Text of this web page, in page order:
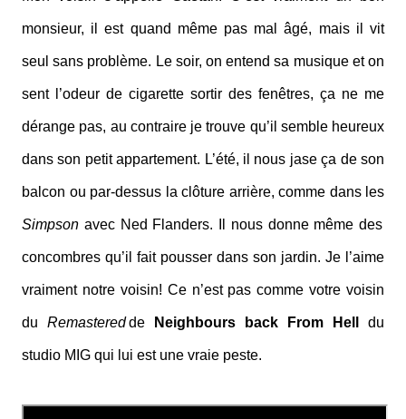
monsieur, il est quand même pas mal âgé, mais il vit
seul sans problème. Le soir, on entend sa musique et on
sent l’odeur de cigarette sortir des fenêtres, ça ne me
dérange pas, au contraire je trouve qu’il semble heureux
dans son petit appartement. L’été, il nous jase ça de son
balcon ou par-dessus la clôture arrière, comme dans les
Simpson avec Ned Flanders. Il nous donne même des
concombres qu’il fait pousser dans son jardin. Je l’aime
vraiment notre voisin! Ce n’est pas comme votre voisin
du Remasteredde Neighbours back From Hell du
studio MIG qui lui est une vraie peste.